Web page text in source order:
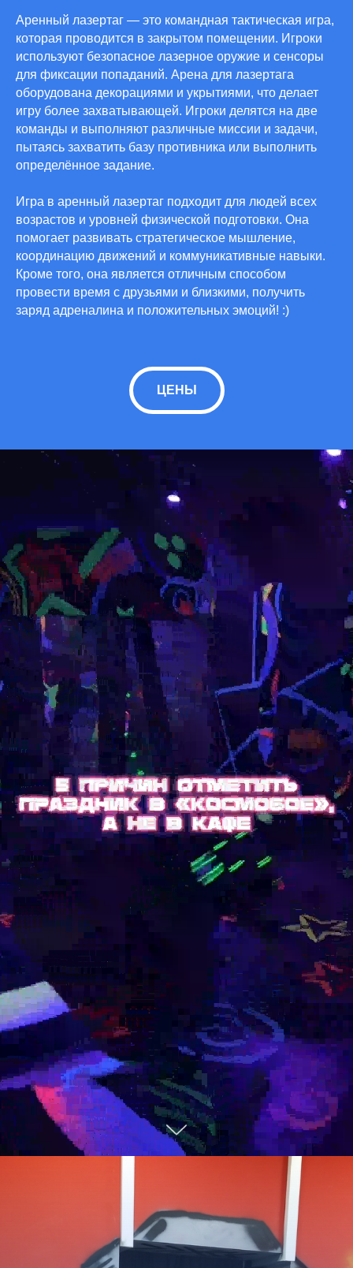
Аренный лазертаг — это командная тактическая игра,
которая проводится в закрытом помещении. Игроки
используют безопасное лазерное оружие и сенсоры
для фиксации попаданий. Арена для лазертага
оборудована декорациями и укрытиями, что делает
игру более захватывающей. Игроки делятся на две
команды и выполняют различные миссии и задачи,
пытаясь захватить базу противника или выполнить
определённое задание.
Игра в аренный лазертаг подходит для людей всех
возрастов и уровней физической подготовки. Она
помогает развивать стратегическое мышление,
координацию движений и коммуникативные навыки.
Кроме того, она является отличным способом
провести время с друзьями и близкими, получить
заряд адреналина и положительных эмоций! :)
ЦЕНЫ